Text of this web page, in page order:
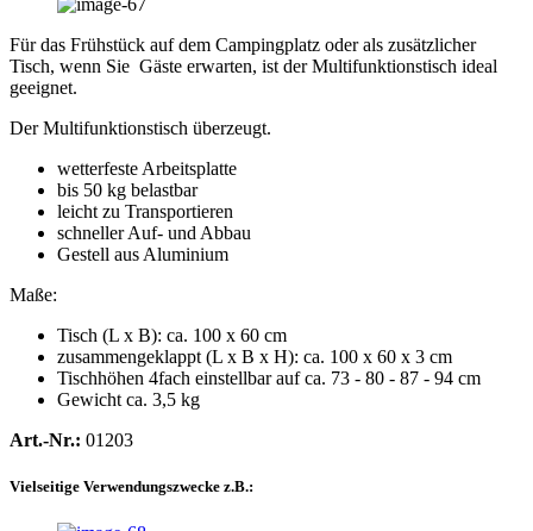
Für das Frühstück auf dem Campingplatz oder als zusätzlicher
Tisch, wenn Sie Gäste erwarten, ist der Multifunktionstisch ideal
geeignet.
Der Multifunktionstisch überzeugt.
wetterfeste Arbeitsplatte
bis 50 kg belastbar
leicht zu Transportieren
schneller Auf- und Abbau
Gestell aus Aluminium
Maße:
Tisch (L x B): ca. 100 x 60 cm
zusammengeklappt (L x B x H): ca. 100 x 60 x 3 cm
Tischhöhen 4fach einstellbar auf ca. 73 - 80 - 87 - 94 cm
Gewicht ca. 3,5 kg
Art.-Nr.: 01203
Vielseitige Verwendungszwecke z.B.: